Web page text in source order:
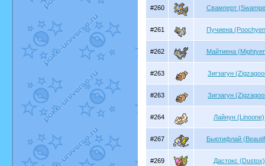
#260 Свамперт
#261 Пучиена
#262 Майтиена
#263 Зигзагун
#263 Зигзагун
#264 Лайнун (Linoone)
#267 Бьютифлай
#269 Дастокс (Dustox)